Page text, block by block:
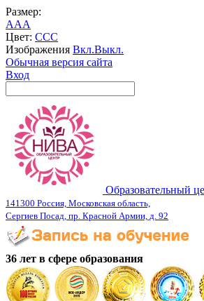
Размер:
AAA
Цвет: CCC
Изображения Вкл.Выкл.
Обычная версия сайта
Вход
Образовательный
141300 Россия, Московская область,
Сергиев Посад, пр. Красной Армии, д. 92
36 лет в сфере образования